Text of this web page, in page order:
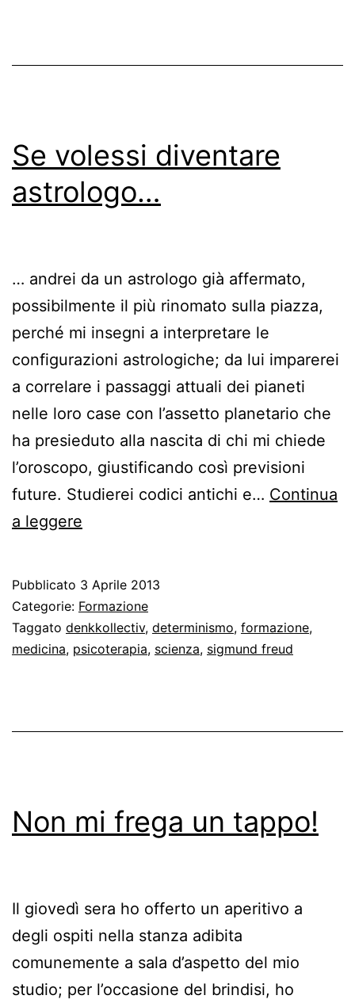
Se volessi diventare
astrologo…
… andrei da un astrologo già affermato,
possibilmente il più rinomato sulla piazza,
perché mi insegni a interpretare le
configurazioni astrologiche; da lui imparerei
a correlare i passaggi attuali dei pianeti
nelle loro case con l’assetto planetario che
ha presieduto alla nascita di chi mi chiede
l’oroscopo, giustificando così previsioni
future. Studierei codici antichi e… Continua
a leggere
astrologo…
Pubblicato 3 Aprile 2013
Categorie: Formazione
Taggato denkkollectiv, determinismo, formazione,
medicina, psicoterapia, scienza, sigmund freud
Non mi frega un tappo!
Il giovedì sera ho offerto un aperitivo a
degli ospiti nella stanza adibita
comunemente a sala d’aspetto del mio
studio; per l’occasione del brindisi, ho